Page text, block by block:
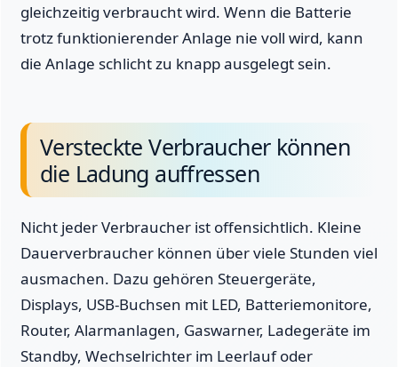
gleichzeitig verbraucht wird. Wenn die Batterie
trotz funktionierender Anlage nie voll wird, kann
die Anlage schlicht zu knapp ausgelegt sein.
Versteckte Verbraucher können
die Ladung auffressen
Nicht jeder Verbraucher ist offensichtlich. Kleine
Dauerverbraucher können über viele Stunden viel
ausmachen. Dazu gehören Steuergeräte,
Displays, USB-Buchsen mit LED, Batteriemonitore,
Router, Alarmanlagen, Gaswarner, Ladegeräte im
Standby, Wechselrichter im Leerlauf oder